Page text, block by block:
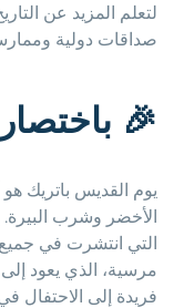
لتعلم المزيد عن
صداقات دولية
🎉 باختصار
يوم القديس باتريك
الأخضر وشرب البيرة.
التي انتشرت في جميع
فريدة إلى